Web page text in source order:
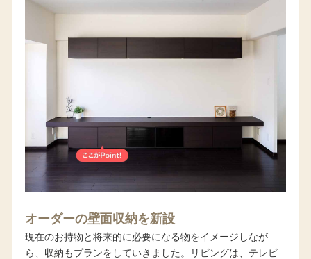
オーダーの壁面収納を新設
現在のお持物と将来的に必要になる物をイメージしなが
ら、収納もプランをしていきました。リビングは、テレビ